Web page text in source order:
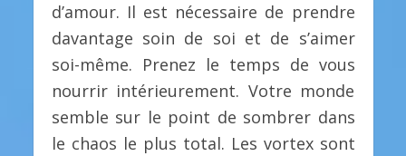
d’amour. Il est nécessaire de prendre
davantage soin de soi et de s’aimer
soi-même. Prenez le temps de vous
nourrir intérieurement. Votre monde
semble sur le point de sombrer dans
le chaos le plus total. Les vortex sont